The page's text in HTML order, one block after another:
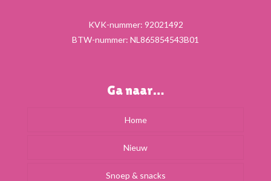
KVK-nummer: 92021492
BTW-nummer: NL865854543B01
Ga naar…
Home
Nieuw
Snoep & snacks